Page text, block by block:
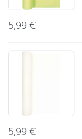
5,99€
5,99€